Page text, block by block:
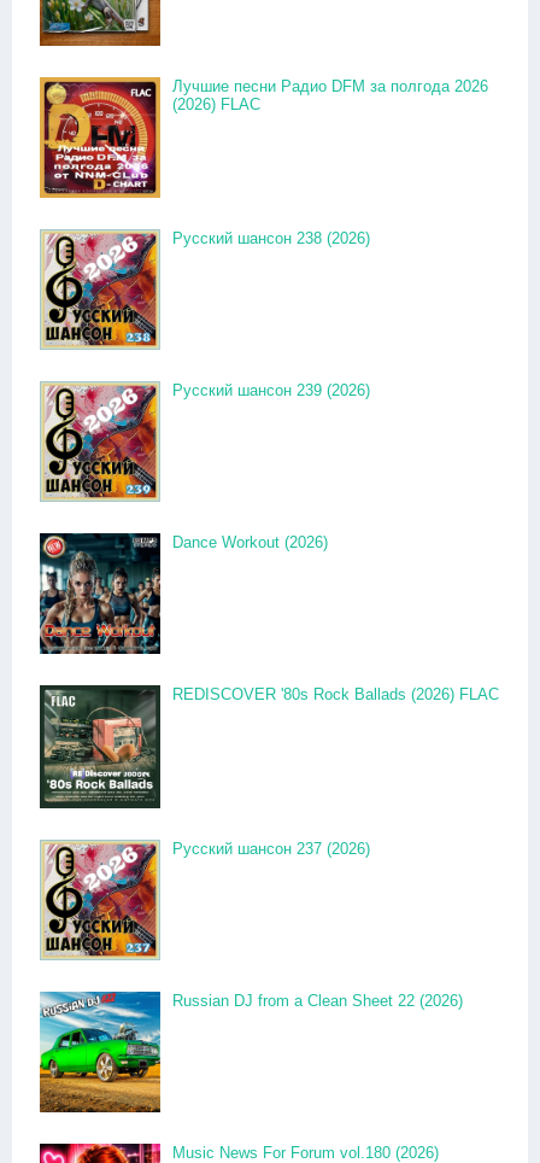
Лучшие песни Радио DFM за полгода 2026
(2026) FLAC
Русский шансон 238 (2026)
Русский шансон 239 (2026)
Dance Workout (2026)
REDISCOVER '80s Rock Ballads (2026) FLAC
Русский шансон 237 (2026)
Russian DJ from a Clean Sheet 22 (2026)
Music News For Forum vol.180 (2026)